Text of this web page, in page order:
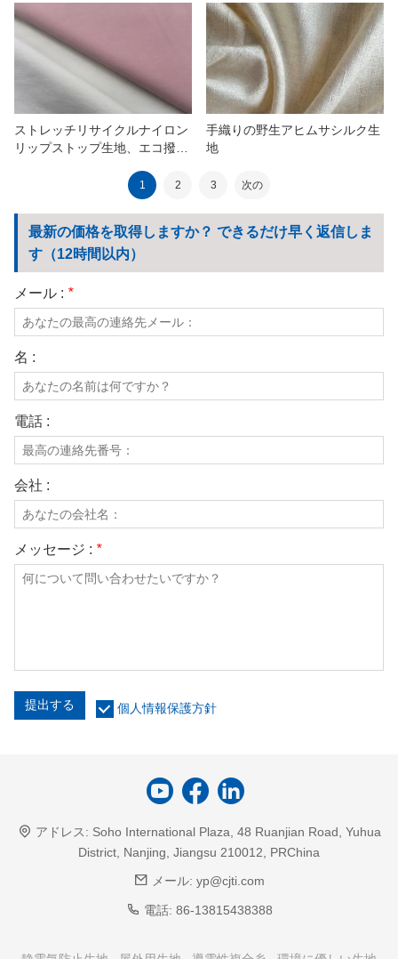
ストレッチリサイクルナイロン
リップストップ生地、エコ撥水
手織りの野生アヒムサシルク生
地
1 2 3 次の
最新の価格を取得しますか？ できるだけ早く返信しま
す（12時間以内）
メール : *
名 :
電話 :
会社 :
メッセージ : *
提出する 個人情報保護方針
アドレス: Soho International Plaza, 48 Ruanjian Road, Yuhua
District, Nanjing, Jiangsu 210012, PRChina
メール: yp@cjti.com
電話: 86-13815438388